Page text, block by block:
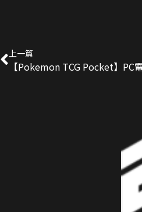
上一篇
【Pokemon TCG Pocket】PC